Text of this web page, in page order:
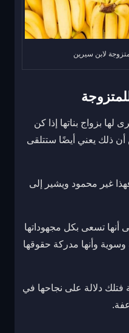
لابن سيرين
بزواج بناتها إذا كن
ذلك يعني أيضًا ستتلقى
غير محمود ويشير إلى
أنها تسعى بكل مجهوداتها
وسوية وأنها مدركة حقوقها
فتلك دلالة على نجاحها في